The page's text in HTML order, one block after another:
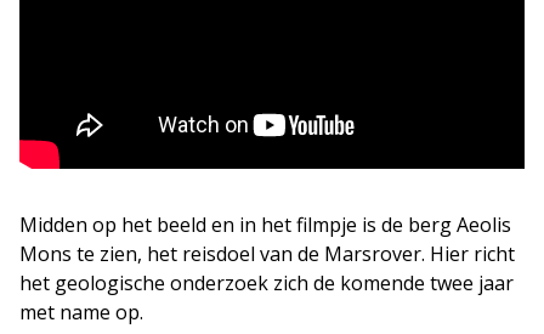
Midden op het beeld en in het filmpje is de berg Aeolis
Mons te zien, het reisdoel van de Marsrover. Hier richt
het geologische onderzoek zich de komende twee jaar
met name op.